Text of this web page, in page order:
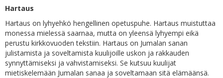
Hartaus
Hartaus on lyhyehkö hengellinen opetuspuhe. Hartaus muistuttaa
monessa mielessä saarnaa, mutta on yleensä lyhyempi eikä
perustu kirkkovuoden tekstiin. Hartaus on Jumalan sanan
julistamista ja soveltamista kuulijoille uskon ja rakkauden
synnyttämiseksi ja vahvistamiseksi. Se kutsuu kuulijat
mietiskelemään Jumalan sanaa ja soveltamaan sitä elämäänsä.